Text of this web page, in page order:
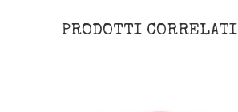
PRODOTTI CORRELATI